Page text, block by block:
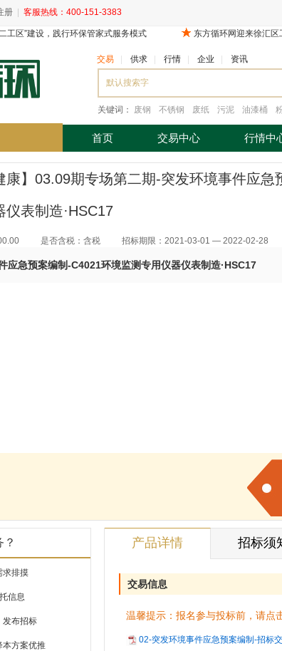
册 客服热线：400-151-3383
交易 供求 行情 企业 资讯
关键词： 废钢 不锈钢 废纸 污泥 油漆桶
首页 交易中心 行情中
康】03.09期专场第二期-突发环境事件应急
仪表制造·HSC17
是否含税：含税 招标期限：2021-03-01 — 2022-02-28
应急预案编制-C4021环境监测专用仪器仪表制造·HSC17
产品详情 招标须
交易信息
温馨提示：报名参与投标前，请点
02-突发环境事件应急预案编制-招标
求排摸
信息
发布招标
本方案优推